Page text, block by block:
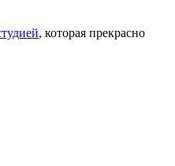
, которая прекрасно